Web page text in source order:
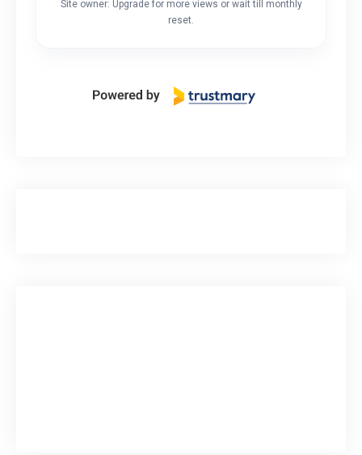
Site owner: Upgrade for more views or wait till monthly
reset.